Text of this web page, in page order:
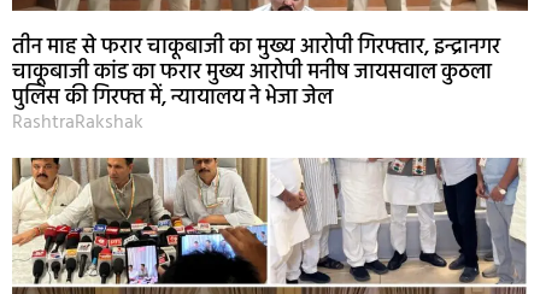
तीन माह से फरार चाकूबाजी का मुख्य आरोपी गिरफ्तार, इन्द्रानगर
चाकूबाजी कांड का फरार मुख्य आरोपी मनीष जायसवाल कुठला
पुलिस की गिरफ्त में, न्यायालय ने भेजा जेल
RashtraRakshak